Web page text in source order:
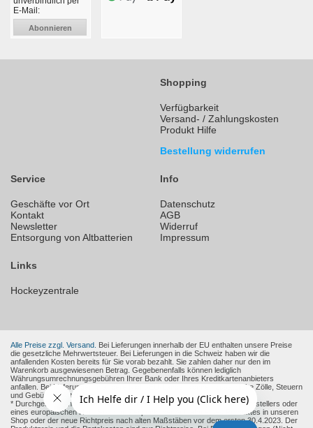
E-Mail:
Abonnieren
Shopping
Verfügbarkeit
Versand- / Zahlungskosten
Produkt Hilfe
Bestellung widerrufen
Service
Geschäfte vor Ort
Kontakt
Newsletter
Entsorgung von Altbatterien
Info
Datenschutz
AGB
Widerruf
Impressum
Links
Hockeyzentrale
Alle Preise zzgl. Versand. Bei Lieferungen innerhalb der EU enthalten unsere Preise
die gesetzliche Mehrwertsteuer. Bei Lieferungen in die Schweiz haben wir die
anfallenden Kosten bereits für Sie vorab bezahlt. Sie zahlen daher nur den im
Warenkorb ausgewiesenen Betrag. Gegebenenfalls können lediglich
Währungsumrechnungsgebühren Ihrer Bank oder Ihres Kreditkartenanbieters
anfallen. Bei Lieferungen in andere Nicht-EU-Länder können zusätzliche Zölle, Steuern
und Gebühren entstehen.
* Durchgestrichene Preise sind die empfohlenen Verkaufspreise des Herstellers oder
eines europäischen Händlers zum Zeitpunkt der Aufnahme des Produktes in unseren
Shop oder der neue Richtpreis nach alten Maßstäben vor dem ersten 30.4.2023. Der